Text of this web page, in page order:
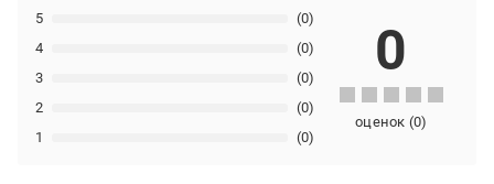
1 (0)
2 (0)
3 (0)
4 (0)
5 (0)
0
оценок (0)